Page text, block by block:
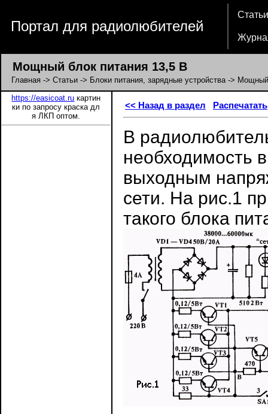
Портал для радиолюбителей
Статьи
Мощный блок питания 13,5 В
Главная -> Статьи -> Блоки питания, зарядные устройства-> Мощный
https://easicoat.ru картин
ки по запросу краска дл
я ЛКП оптом.
<< Назад в раздел Распечатать
В
необходимость
выходным
сети. На рис.1
такого блока